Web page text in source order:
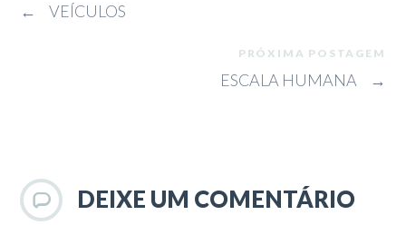
← VEÍCULOS
PRÓXIMA POSTAGEM
ESCALA HUMANA →
DEIXE UM COMENTÁRIO